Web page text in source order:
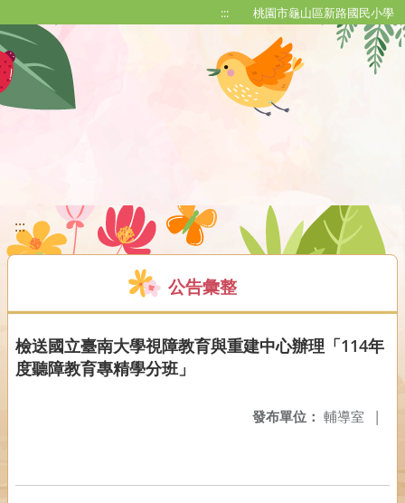
::: 桃園市龜山區新路國民小學
:::
公告彙整
檢送國立臺南大學視障教育與重建中心辦理「114年
度聽障教育專精學分班」
發布單位： 輔導室 |